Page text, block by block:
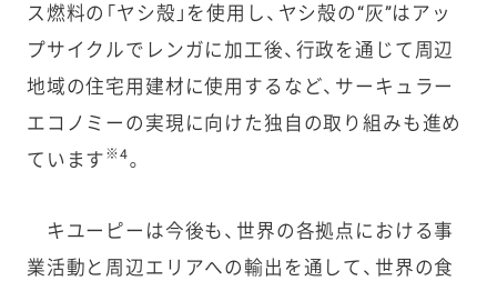
ス燃料の「ヤシ殻」を使用し、ヤシ殻の“灰”はアッ
プサイクルでレンガに加工後、行政を通じて周辺
地域の住宅用建材に使用するなど、サーキュラー
エコノミーの実現に向けた独自の取り組みも進め
ています ※4。
キユーピーは今後も、世界の各拠点における事
業活動と周辺エリアへの輸出を通して、世界の食